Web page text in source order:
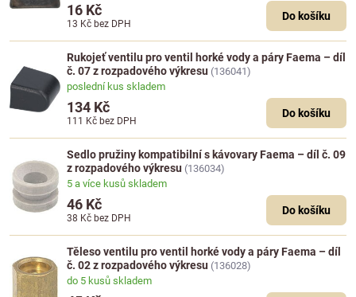
16 Kč
13 Kč bez DPH
Do košíku
Rukojeť ventilu pro ventil horké vody a páry Faema – díl
č. 07 z rozpadového výkresu (136041)
poslední kus skladem
134 Kč
111 Kč bez DPH
Do košíku
Sedlo pružiny kompatibilní s kávovary Faema – díl č. 09
z rozpadového výkresu (136034)
5 a více kusů skladem
46 Kč
38 Kč bez DPH
Do košíku
Těleso ventilu pro ventil horké vody a páry Faema – díl
č. 02 z rozpadového výkresu (136028)
do 5 kusů skladem